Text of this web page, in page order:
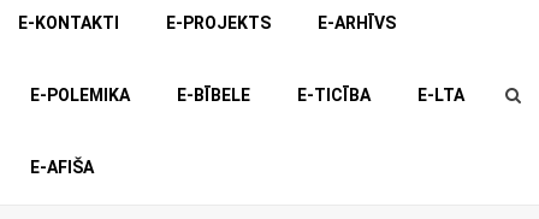
E-KONTAKTI E-PROJEKTS E-ARHĪVS
E-POLEMIKA E-BĪBELE E-TICĪBA E-LTA
E-AFIŠA